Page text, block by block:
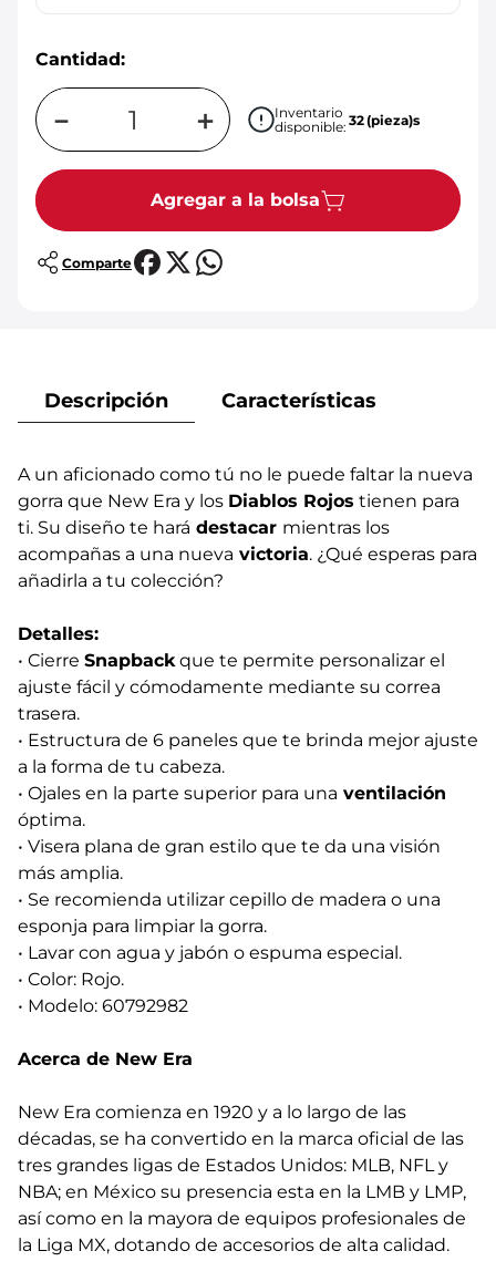
Cantidad:
＋
－
Inventario
disponible: 32(pieza)s
Agregar a la bolsa
Comparte
Descripción Características
A un aficionado como tú no le puede faltar la nueva
gorra que New Era y los Diablos Rojos tienen para
ti. Su diseño te hará destacar mientras los
acompañas a una nueva victoria. ¿Qué esperas para
añadirla a tu colección?
Detalles:
• Cierre Snapbackque te permite personalizar el
ajuste fácil y cómodamente mediante su correa
trasera.
• Estructura de 6 paneles que te brinda mejor ajuste
a la forma de tu cabeza.
• Ojales en la parte superior para una ventilación
óptima.
• Visera plana de gran estilo que te da una visión
más amplia.
• Se recomienda utilizar cepillo de madera o una
esponja para limpiar la gorra.
• Lavar con agua y jabón o espuma especial.
• Color: Rojo.
• Modelo: 60792982
Acerca de New Era
New Era comienza en 1920 y a lo largo de las
décadas, se ha convertido en la marca oficial de las
tres grandes ligas de Estados Unidos: MLB, NFL y
NBA; en México su presencia esta en la LMB y LMP,
así como en la mayora de equipos profesionales de
la Liga MX, dotando de accesorios de alta calidad.